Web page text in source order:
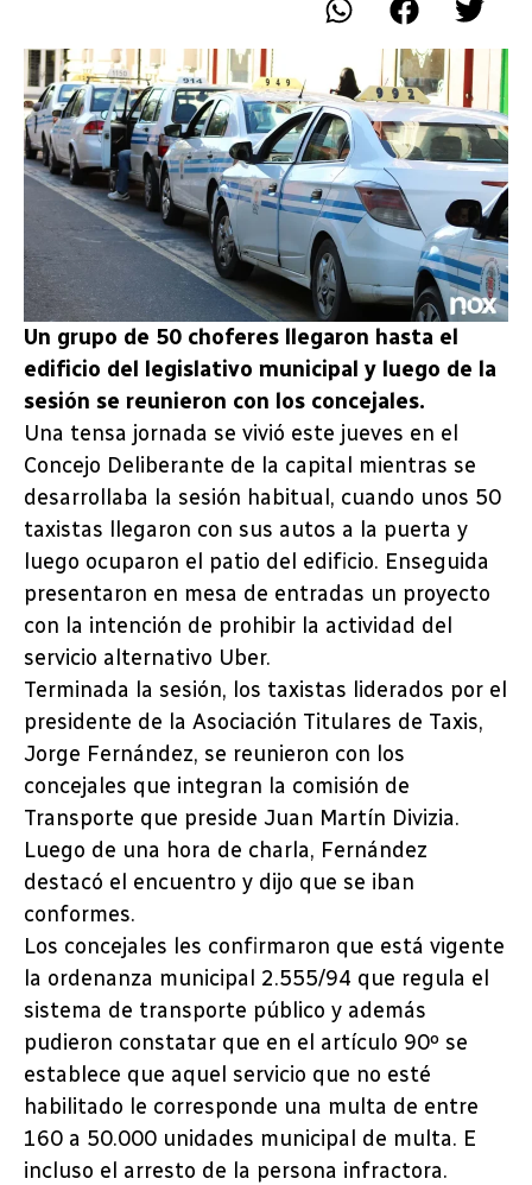
Un grupo de 50 choferes llegaron hasta el
edificio del legislativo municipal y luego de la
sesión se reunieron con los concejales.
Una tensa jornada se vivió este jueves en el
Concejo Deliberante de la capital mientras se
desarrollaba la sesión habitual, cuando unos 50
taxistas llegaron con sus autos a la puerta y
luego ocuparon el patio del edificio. Enseguida
presentaron en mesa de entradas un proyecto
con la intención de prohibir la actividad del
servicio alternativo Uber.
Terminada la sesión, los taxistas liderados por el
presidente de la Asociación Titulares de Taxis,
Jorge Fernández, se reunieron con los
concejales que integran la comisión de
Transporte que preside Juan Martín Divizia.
Luego de una hora de charla, Fernández
destacó el encuentro y dijo que se iban
conformes.
Los concejales les confirmaron que está vigente
la ordenanza municipal 2.555/94 que regula el
sistema de transporte público y además
pudieron constatar que en el artículo 90º se
establece que aquel servicio que no esté
habilitado le corresponde una multa de entre
160 a 50.000 unidades municipal de multa. E
incluso el arresto de la persona infractora.